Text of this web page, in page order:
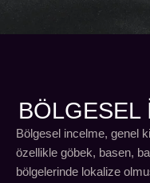
BÖLGESEL
Bölgesel incelme, genel
özellikle göbek, basen,
bölgelerinde lokalize